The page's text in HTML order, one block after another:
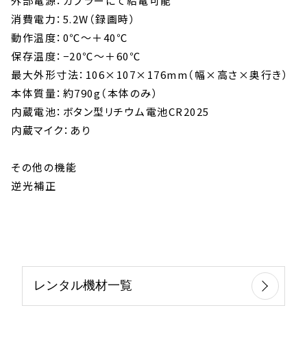
消費電力：5.2W（録画時）
動作温度：0℃〜＋40℃
保存温度：−20℃〜＋60℃
最大外形寸法：106×107×176mm（幅×高さ×奥行き）
本体質量：約790g（本体のみ）
内蔵電池：ボタン型リチウム電池CR2025
内蔵マイク：あり
その他の機能
逆光補正
レンタル機材一覧